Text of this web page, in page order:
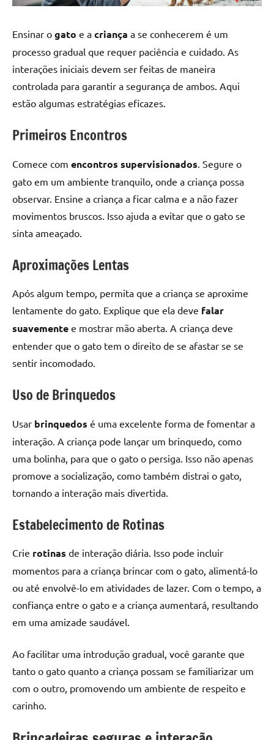
Ensinar o gato e a criança a se conhecerem é um
processo gradual que requer paciência e cuidado. As
interações iniciais devem ser feitas de maneira
controlada para garantir a segurança de ambos. Aqui
estão algumas estratégias eficazes.
Primeiros Encontros
Comece com encontros supervisionados . Segure o
gato em um ambiente tranquilo, onde a criança possa
observar. Ensine a criança a ficar calma e a não fazer
movimentos bruscos. Isso ajuda a evitar que o gato se
sinta ameaçado.
Aproximações Lentas
Após algum tempo, permita que a criança se aproxime
lentamente do gato. Explique que ela deve falar
suavemente e mostrar mão aberta. A criança deve
entender que o gato tem o direito de se afastar se se
sentir incomodado.
Uso de Brinquedos
Usar brinquedos é uma excelente forma de fomentar a
interação. A criança pode lançar um brinquedo, como
uma bolinha, para que o gato o persiga. Isso não apenas
promove a socialização, como também distrai o gato,
tornando a interação mais divertida.
Estabelecimento de Rotinas
Crie rotinas de interação diária. Isso pode incluir
momentos para a criança brincar com o gato, alimentá-lo
ou até envolvê-lo em atividades de lazer. Com o tempo, a
confiança entre o gato e a criança aumentará, resultando
em uma amizade saudável.
Ao facilitar uma introdução gradual, você garante que
tanto o gato quanto a criança possam se familiarizar um
com o outro, promovendo um ambiente de respeito e
carinho.